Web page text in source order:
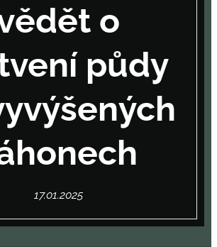
o
půdy
17.01.2025